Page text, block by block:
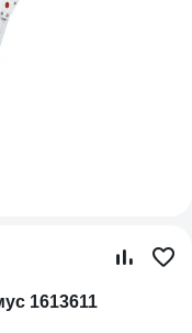
1613611